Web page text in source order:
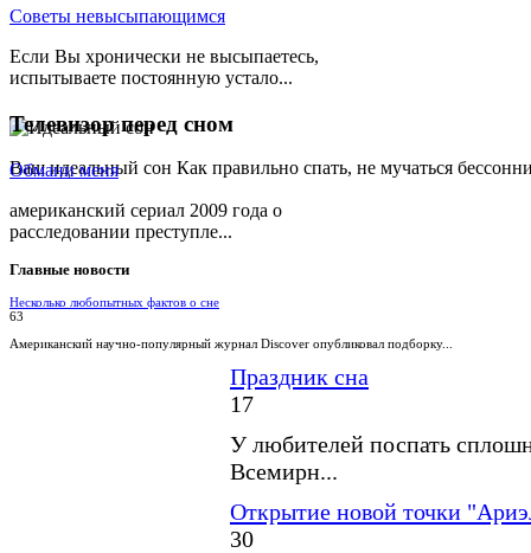
Ваш идеальный сон Как правильно спать, не мучаться
Советы невысыпающимся
Если Вы хронически не высыпаетесь,
испытываете постоянную устало...
Телевизорперед сном
Обмани меня
американский сериал 2009 года о
расследовании преступле...
Главные новости
Несколько любопытных фактов о сне
63
Американский научно-популярный журнал Discover опубликовал подборку...
Праздник сна
17
У любителей поспать
Всемирн...
Открытие новой точки
30